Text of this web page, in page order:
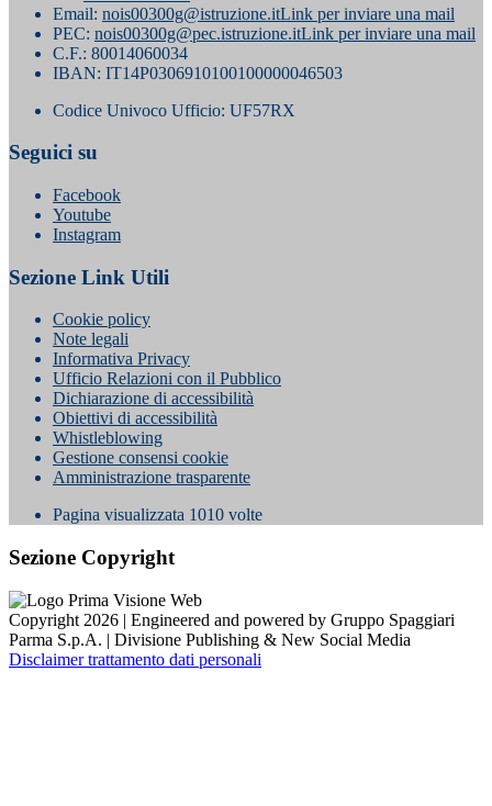
Email: nois00300g@istruzione.itLink per inviare una mail
PEC: nois00300g@pec.istruzione.itLink per inviare una mail
C.F.: 80014060034
IBAN: IT14P0306910100100000046503
Codice Univoco Ufficio: UF57RX
Seguici su
Facebook
Youtube
Instagram
Sezione Link Utili
Cookie policy
Note legali
Informativa Privacy
Ufficio Relazioni con il Pubblico
Dichiarazione di accessibilità
Obiettivi di accessibilità
Whistleblowing
Gestione consensi cookie
Amministrazione trasparente
Pagina visualizzata 1010 volte
Sezione Copyright
Copyright 2026 | Engineered and powered by Gruppo Spaggiari
Parma S.p.A. | Divisione Publishing & New Social Media
Disclaimer trattamento dati personali